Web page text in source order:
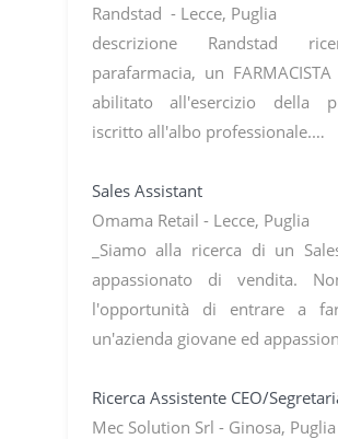
Randstad - Lecce, Puglia
descrizione Randstad
parafarmacia, un
abilitato all'esercizio della
iscritto all'albo professionale.…
Sales Assistant
Omama Retail - Lecce, Puglia
_Siamo alla ricerca di un
appassionato di vendita.
l'opportunità di entrare a
un'azienda giovane ed
Ricerca Assistente CEO/
Mec Solution Srl - Ginosa, Puglia